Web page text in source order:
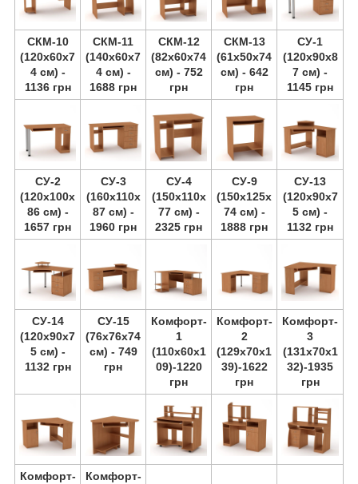
СКМ-10
(120х60х7
4 см) -
1136 грн
СКМ-11
(140х60х7
4 см) -
1688 грн
СКМ-12
(82х60х74
см) - 752
грн
СКМ-13
(61х50х74
см) - 642
грн
СУ-1
(120х90х8
7 см) -
1145 грн
СУ-2
(120х100х
86 см) -
1657 грн
СУ-3
(160х110х
87 см) -
1960 грн
СУ-4
(150х110х
77 см) -
2325 грн
СУ-9
(150х125х
74 см) -
1888 грн
СУ-13
(120х90х7
5 см) -
1132 грн
СУ-14
(120х90х7
5 см) -
1132 грн
СУ-15
(76х76х74
см) - 749
грн
Комфорт-
1
(110х60х1
09)-1220
грн
Комфорт-
2
(129х70х1
39)-1622
грн
Комфорт-
3
(131х70х1
32)-1935
грн
Комфорт-
Комфорт-